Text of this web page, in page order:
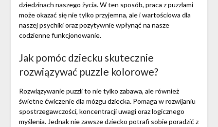
dziedzinach naszego życia. W ten sposób, praca z puzzlami
może okazać się nie tylko przyjemna, ale i wartościowa dla
naszej psychiki oraz pozytywnie wpłynąć na nasze
codzienne funkcjonowanie.
Jak pomóc dziecku skutecznie
rozwiązywać puzzle kolorowe?
Rozwiązywanie puzzli to nie tylko zabawa, ale również
świetne ćwiczenie dla mózgu dziecka. Pomaga w rozwijaniu
spostrzegawczości, koncentracji uwagi oraz logicznego
myślenia. Jednak nie zawsze dziecko potrafi sobie poradzić z